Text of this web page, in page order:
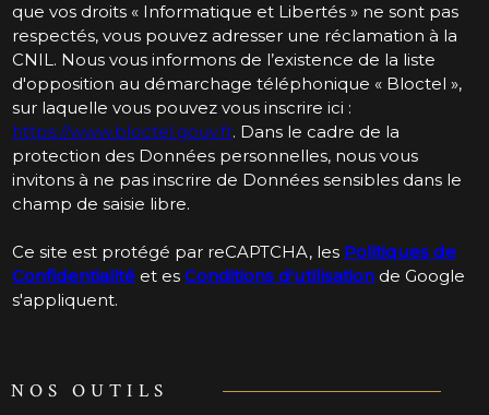
que vos droits « Informatique et Libertés » ne sont pas
respectés, vous pouvez adresser une réclamation à la
CNIL. Nous vous informons de l’existence de la liste
d'opposition au démarchage téléphonique « Bloctel »,
sur laquelle vous pouvez vous inscrire ici :
https://www.bloctel.gouv.fr. Dans le cadre de la
protection des Données personnelles, nous vous
invitons à ne pas inscrire de Données sensibles dans le
champ de saisie libre.
Ce site est protégé par reCAPTCHA, les Politiques de
Confidentialité et es Conditions d'utilisation de Google
s'appliquent.
NOS OUTILS